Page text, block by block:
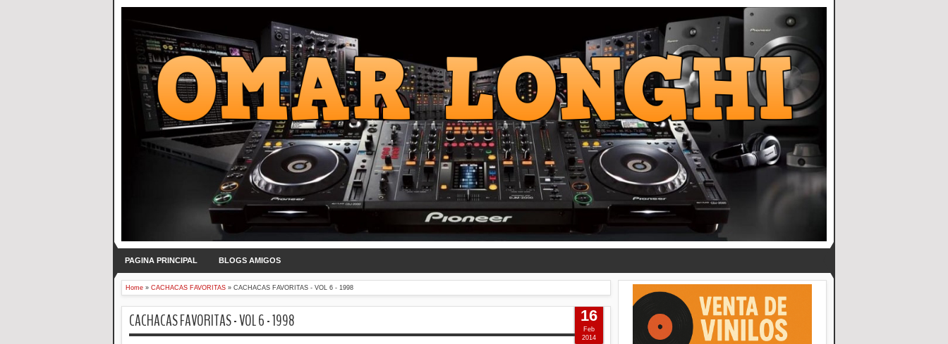
PAGINA PRINCIPAL BLOGS AMIGOS
Home » CACHACAS FAVORITAS » CACHACAS FAVORITAS - VOL 6 - 1998
CACHACAS FAVORITAS - VOL 6 - 1998 16
Feb
2014